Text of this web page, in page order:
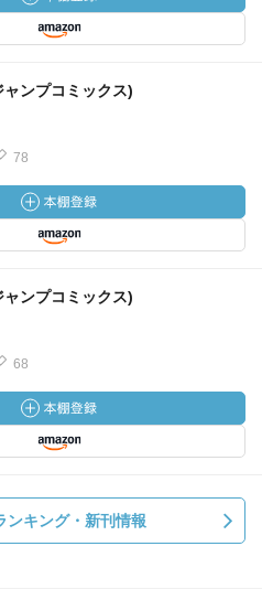
ンプコミックス)
78
ンプコミックス)
68
ンキング・新刊情報